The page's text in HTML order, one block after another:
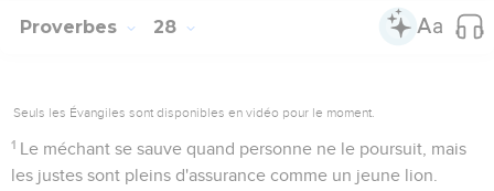
Proverbes 28
Seuls les Évangiles sont disponibles en vidéo pour le moment.
1 Le méchant se sauve quand personne ne le poursuit, mais
les justes sont pleins d'assurance comme un jeune lion.